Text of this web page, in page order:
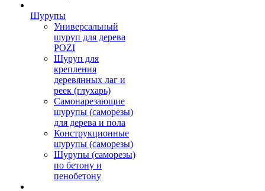
Шурупы
Универсальный
шуруп для дерева
POZI
Шуруп для
крепления
деревянных лаг и
реек (глухарь)
Самонарезающие
шурупы (саморезы)
для дерева и пола
Конструкционные
шурупы (саморезы)
Шурупы (саморезы)
по бетону и
пенобетону